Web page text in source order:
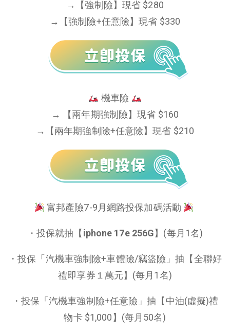
→【強制險】現省 $280
→【強制險+任意險】現省 $330
機車險
→ 【兩年期強制險】現省 $160
→【兩年期強制險+任意險】現省 $210
富邦產險7-9月網路投保加碼活動
・投保就抽【 iphone 17e 256G】(每月1名)
・投保「汽機車強制險+車體險/竊盜險」抽【全聯好
禮即享券１萬元】(每月1名)
・投保「汽機車強制險+任意險」抽 【中油(虛擬)禮
物卡 $1,000】(每月50名)